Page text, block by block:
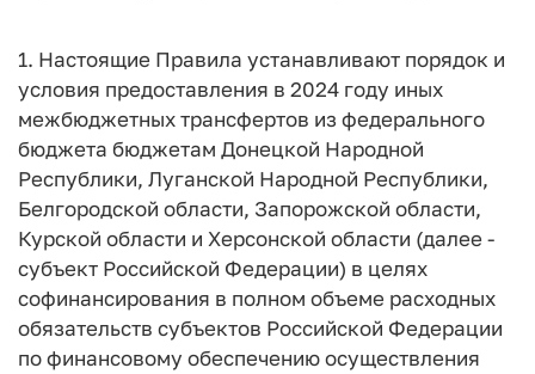
1. Настоящие Правила устанавливают порядок и
условия предоставления в 2024 году иных
межбюджетных трансфертов из федерального
бюджета бюджетам Донецкой Народной
Республики, Луганской Народной Республики,
Белгородской области, Запорожской области,
Курской области и Херсонской области (далее -
субъект Российской Федерации) в целях
софинансирования в полном объеме расходных
обязательств субъектов Российской Федерации
по финансовому обеспечению осуществления